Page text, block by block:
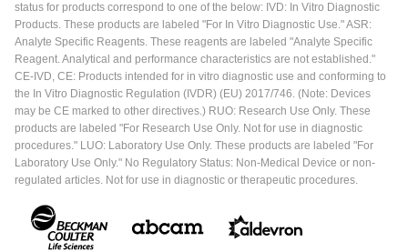
status for products correspond to one of the below: IVD: In Vitro Diagnostic
Products. These products are labeled "For In Vitro Diagnostic Use." ASR:
Analyte Specific Reagents. These reagents are labeled "Analyte Specific
Reagent. Analytical and performance characteristics are not established."
CE-IVD, CE: Products intended for in vitro diagnostic use and conforming to
the In Vitro Diagnostic Regulation (IVDR) (EU) 2017/746. (Note: Devices
may be CE marked to other directives.) RUO: Research Use Only. These
products are labeled "For Research Use Only. Not for use in diagnostic
procedures." LUO: Laboratory Use Only. These products are labeled "For
Laboratory Use Only." No Regulatory Status: Non-Medical Device or non-
regulated articles. Not for use in diagnostic or therapeutic procedures.